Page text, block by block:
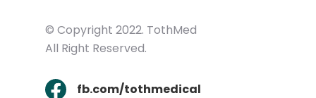
© Copyright 2022. TothMed
All Right Reserved.
fb.com/tothmedical